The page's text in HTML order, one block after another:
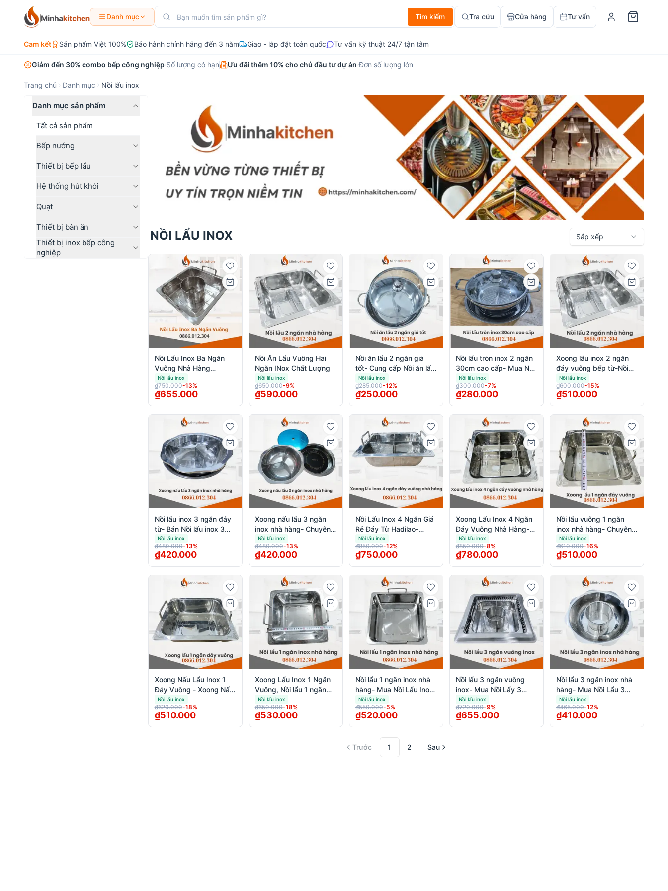
Danh mục Tìm kiếm Tra cứu Cửa hàng Tư vấn
Cam kết Sản phẩm Việt 100% Bảo hành chính hãng đến 3 năm Giao - lắp đặt toàn quốc Tư vấn kỹ thuật 24/7 tận tâm
Giảm đến 30% combo bếp công nghiệp·Số lượng có hạn Ưu đãi thêm 10% cho chủ đầu tư dự án·Đơn số lượng lớn
Trang chủ Danh mục Nồi lẩu inox
Danh mục sản phẩm
Tất cả sản phẩm
Bếp nướng
Thiết bị bếp lẩu
Hệ thống hút khói
Quạt
Thiết bị bàn ăn
Thiết bị inox bếp công
nghiệp
NỒI LẨU INOX Sắp xếp
Nồi Lẩu Inox Ba Ngăn
Vuông Nhà Hàng
Chuyên Nghiệp
Nồi lẩu inox
₫750.000-13%
₫655.000
Nồi Ăn Lẩu Vuông Hai
Ngăn INox Chất Lượng
Nồi lẩu inox
₫650.000-9%
₫590.000
Nồi ăn lẩu 2 ngăn giá
tốt- Cung cấp Nồi ăn lẩu
2 ngăn giá tốt nhà hàng
Nồi lẩu inox
₫285.000-12%
₫250.000
Nồi lẩu tròn inox 2 ngăn
30cm cao cấp- Mua Nồi
lẩu tròn 2 ngăn gia đình
cao cấp giá tốt
Nồi lẩu inox
₫300.000-7%
₫280.000
Xoong lẩu inox 2 ngăn
đáy vuông bếp từ-Nồi
lẩu 2 ngăn đáy vuông
inox nhà hàng
Nồi lẩu inox
₫600.000-15%
₫510.000
Nồi lẩu inox 3 ngăn đáy
từ- Bán Nồi lẩu inox 3
ngăn đáy từ giá rẻ chất
lượng
Nồi lẩu inox
₫480.000-13%
₫420.000
Xoong nấu lẩu 3 ngăn
inox nhà hàng- Chuyên
cung cấp Xoong nấu lẩu
3 ngăn inox nhà hàng
Nồi lẩu inox
₫480.000-13%
₫420.000
Nồi Lẩu Inox 4 Ngăn Giá
Rẻ Đáy Từ Hadilao-
Chuyên Nồi lẩu 4 vị nhà
hàng
Nồi lẩu inox
₫850.000-12%
₫750.000
Xoong Lẩu Inox 4 Ngăn
Đáy Vuông Nhà Hàng-
Chuyên bán Xoong Lẩu
Inox 4 Ngăn Đáy Vuông
Nhà Hàng
Nồi lẩu inox
₫850.000-8%
₫780.000
Nồi lẩu vuông 1 ngăn
inox nhà hàng- Chuyên
bán Nồi lẩu vuông 1
ngăn inox nhà hàng Giá
Tốt
Nồi lẩu inox
₫610.000-16%
₫510.000
Xoong Nấu Lẩu Inox 1
Đáy Vuông - Xoong Nấu
Lẩu Inox 1 Đáy Vuông
Giá Tốt
Nồi lẩu inox
₫620.000-18%
₫510.000
Xoong Lẩu Inox 1 Ngăn
Vuông, Nồi lẩu 1 ngăn
bếp từ đáy vuông
Nồi lẩu inox
₫650.000-18%
₫530.000
Nồi lẩu 1 ngăn inox nhà
hàng- Mua Nồi Lẩu Inox
I Ngăn Giá Tốt
Nồi lẩu inox
₫550.000-5%
₫520.000
Nồi lẩu 3 ngăn vuông
inox- Mua Nồi Lẩy 3
Ngăn Inox Nhà Hàng Giá
Rẻ
Nồi lẩu inox
₫720.000-9%
₫655.000
Nồi lẩu 3 ngăn inox nhà
hàng- Mua Nồi Lẩu 3
Ngăn Inox Tròn Giá Tốt
Nồi lẩu inox
₫465.000-12%
₫410.000
Trước 1 2 Sau